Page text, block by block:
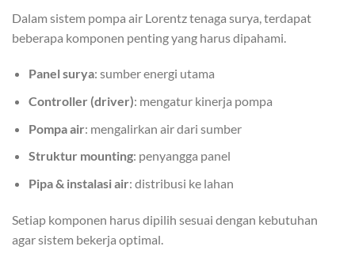
Dalam sistem pompa air Lorentz tenaga surya, terdapat
beberapa komponen penting yang harus dipahami.
Panel surya: sumber energi utama
Controller (driver): mengatur kinerja pompa
Pompa air: mengalirkan air dari sumber
Struktur mounting: penyangga panel
Pipa & instalasi air: distribusi ke lahan
Setiap komponen harus dipilih sesuai dengan kebutuhan
agar sistem bekerja optimal.